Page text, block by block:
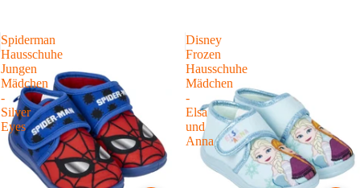
Spiderman
Hausschuhe
Jungen
Mädchen
-
Silver
Eyes
Disney
Frozen
Hausschuhe
Mädchen
-
Elsa
und
Anna